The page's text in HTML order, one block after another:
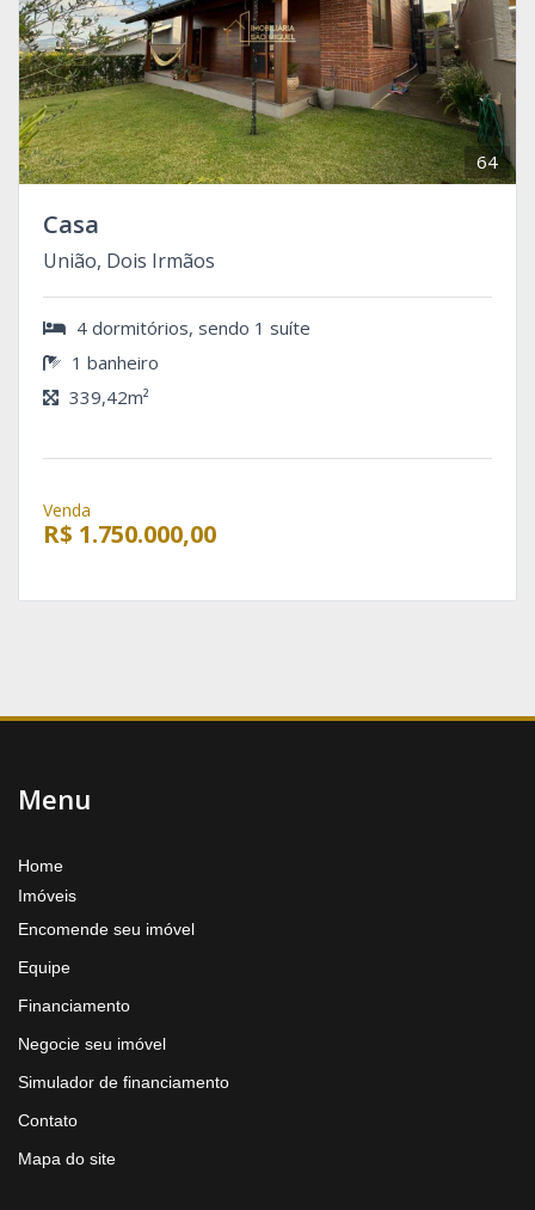
64
Casa
União, Dois Irmãos
4 dormitórios, sendo 1 suíte
1 banheiro
339,42m²
Venda
R$ 1.750.000,00
Menu
Home
Imóveis
Encomende seu imóvel
Equipe
Financiamento
Negocie seu imóvel
Simulador de financiamento
Contato
Mapa do site